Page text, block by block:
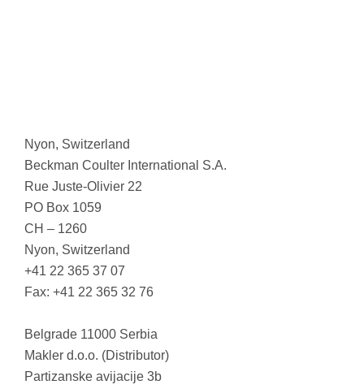
Nyon, Switzerland
Beckman Coulter International S.A.
Rue Juste-Olivier 22
PO Box 1059
CH – 1260
Nyon, Switzerland
+41 22 365 37 07
Fax: +41 22 365 32 76
Belgrade 11000 Serbia
Makler d.o.o. (Distributor)
Partizanske avijacije 3b